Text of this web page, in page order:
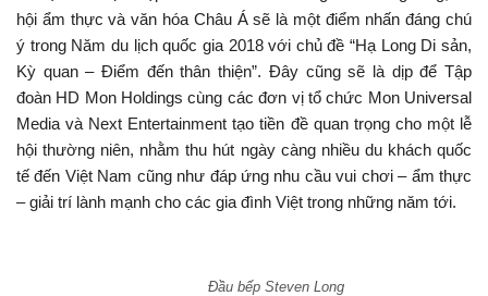
hội ẩm thực và văn hóa Châu Á sẽ là một điểm nhấn đáng chú
ý trong Năm du lịch quốc gia 2018 với chủ đề “Hạ Long Di sản,
Kỳ quan – Điểm đến thân thiện”. Đây cũng sẽ là dịp để Tập
đoàn HD Mon Holdings cùng các đơn vị tổ chức Mon Universal
Media và Next Entertainment tạo tiền đề quan trọng cho một lễ
hội thường niên, nhằm thu hút ngày càng nhiều du khách quốc
tế đến Việt Nam cũng như đáp ứng nhu cầu vui chơi – ẩm thực
– giải trí lành mạnh cho các gia đình Việt trong những năm tới.
Đầu bếp Steven Long